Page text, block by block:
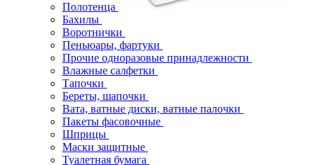
Полотенца
Бахилы
Воротнички
Пеньюары, фартуки
Прочие одноразовые принадлежности
Влажные салфетки
Тапочки
Береты, шапочки
Вата, ватные диски, ватные палочки
Пакеты фасовочные
Шприцы
Маски защитные
Туалетная бумага